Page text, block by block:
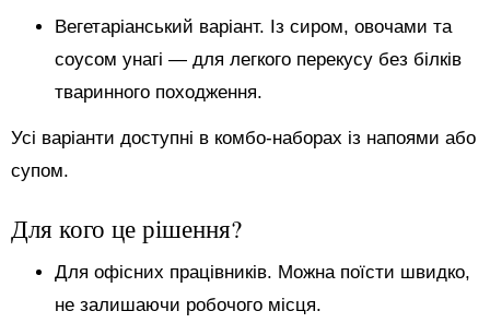
Вегетаріанський варіант. Із сиром, овочами та
соусом унагі — для легкого перекусу без білків
тваринного походження.
Усі варіанти доступні в комбо-наборах із напоями або
супом.
Для кого це рішення?
Для офісних працівників. Можна поїсти швидко,
не залишаючи робочого місця.